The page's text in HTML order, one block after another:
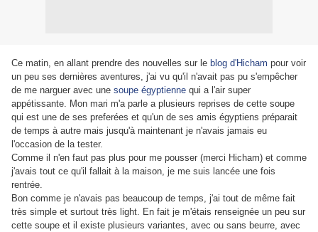
Ce matin, en allant prendre des nouvelles sur le blog d'Hicham pour voir
un peu ses dernières aventures, j'ai vu qu'il n'avait pas pu s'empêcher
de me narguer avec une soupe égyptienne qui a l'air super
appétissante. Mon mari m'a parle a plusieurs reprises de cette soupe
qui est une de ses preferées et qu'un de ses amis égyptiens préparait
de temps à autre mais jusqu'à maintenant je n'avais jamais eu
l'occasion de la tester.
Comme il n'en faut pas plus pour me pousser (merci Hicham) et comme
j'avais tout ce qu'il fallait à la maison, je me suis lancée une fois
rentrée.
Bon comme je n'avais pas beaucoup de temps, j'ai tout de même fait
très simple et surtout très light. En fait je m'étais renseignée un peu sur
cette soupe et il existe plusieurs variantes, avec ou sans beurre, avec